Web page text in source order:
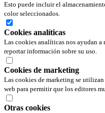
Esto puede incluir el
color seleccionados.
Cookies analíticas
Las cookies analíticas nos ayudan
reportar información sobre su uso.
Cookies de marketing
Las cookies de marketing se
web para permitir que los editores
Otras cookies